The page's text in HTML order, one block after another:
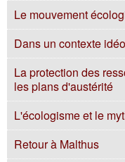
Le mouvement
Dans un contexte
La protection des
les plans d'austérité
L'écologisme et le
Retour à Malthus